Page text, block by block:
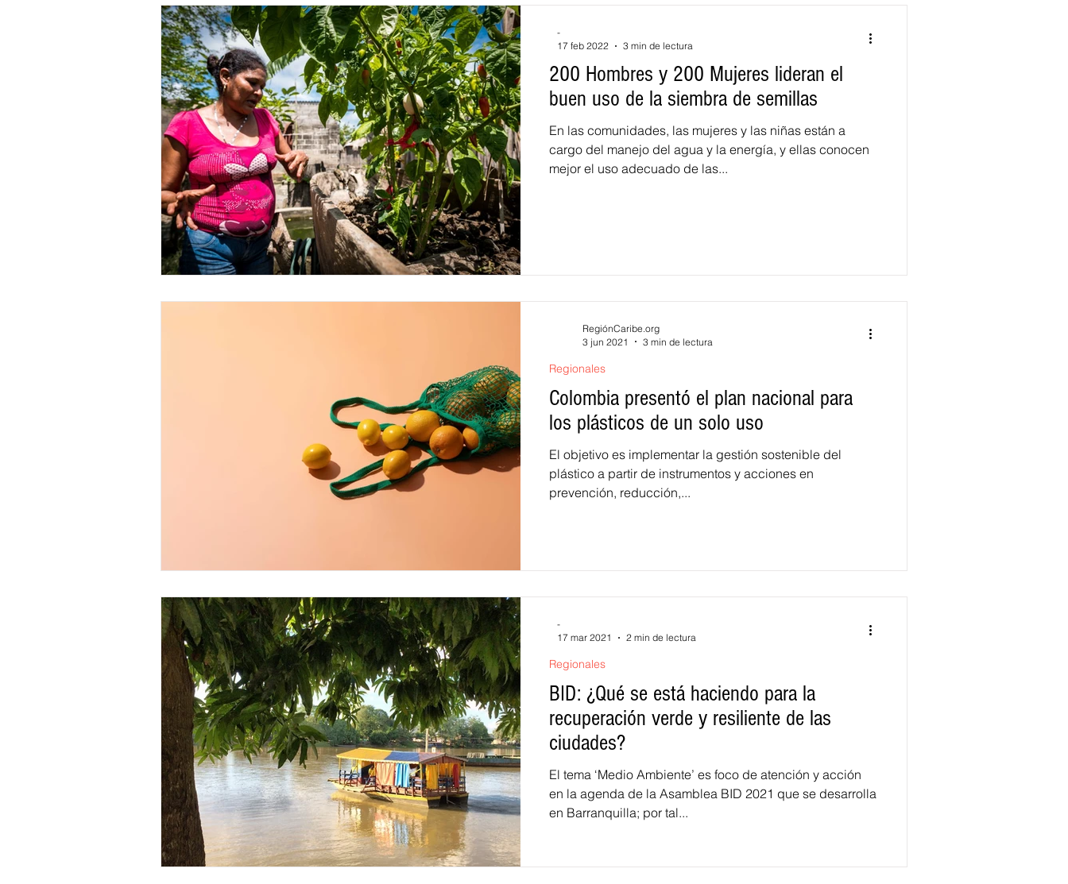
200 Hombres y 200 Mujeres lideran el
buen uso de la siembra de semillas
En las comunidades, las mujeres y las niñas están a
cargo del manejo del agua y la energía, y ellas conocen
mejor el uso adecuado de las...
-
17 feb 2022
3 min de lectura
Colombia presentó el plan nacional para
los plásticos de un solo uso
El objetivo es implementar la gestión sostenible del
plástico a partir de instrumentos y acciones en
prevención, reducción,...
Regionales
RegiónCaribe.org
3 jun 2021
3 min de lectura
BID: ¿Qué se está haciendo para la
recuperación verde y resiliente de las
ciudades?
El tema ‘Medio Ambiente’ es foco de atención y acción
en la agenda de la Asamblea BID 2021 que se desarrolla
en Barranquilla; por tal...
Regionales
-
17 mar 2021
2 min de lectura